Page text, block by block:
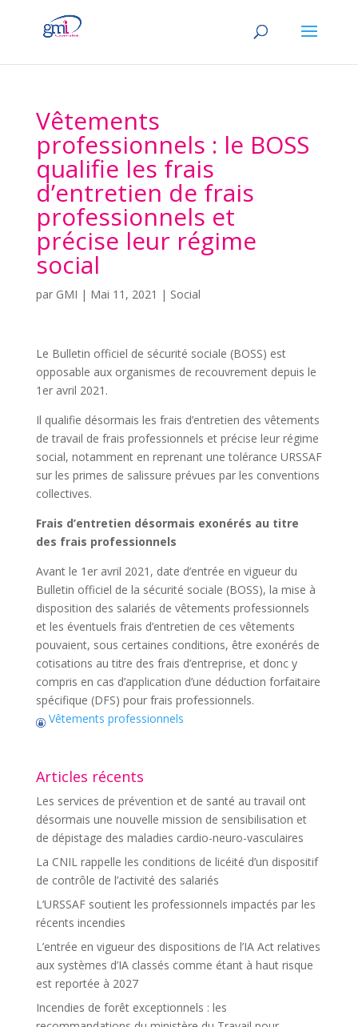
Vêtements
professionnels : le BOSS
qualifie les frais
d’entretien de frais
professionnels et
précise leur régime
social
par GMI | Mai 11, 2021 | Social
Le Bulletin officiel de sécurité sociale (BOSS) est
opposable aux organismes de recouvrement depuis le
1er avril 2021.
Il qualifie désormais les frais d’entretien des vêtements
de travail de frais professionnels et précise leur régime
social, notamment en reprenant une tolérance URSSAF
sur les primes de salissure prévues par les conventions
collectives.
Frais d’entretien désormais exonérés au titre
des frais professionnels
Avant le 1er avril 2021, date d’entrée en vigueur du
Bulletin officiel de la sécurité sociale (BOSS), la mise à
disposition des salariés de vêtements professionnels
et les éventuels frais d’entretien de ces vêtements
pouvaient, sous certaines conditions, être exonérés de
cotisations au titre des frais d’entreprise, et donc y
compris en cas d’application d’une déduction forfaitaire
spécifique (DFS) pour frais professionnels.
Vêtements professionnels
Articles récents
Les services de prévention et de santé au travail ont
désormais une nouvelle mission de sensibilisation et
de dépistage des maladies cardio-neuro-vasculaires
La CNIL rappelle les conditions de licéité d’un dispositif
de contrôle de l’activité des salariés
L’URSSAF soutient les professionnels impactés par les
récents incendies
L’entrée en vigueur des dispositions de l’IA Act relatives
aux systèmes d’IA classés comme étant à haut risque
est reportée à 2027
Incendies de forêt exceptionnels : les